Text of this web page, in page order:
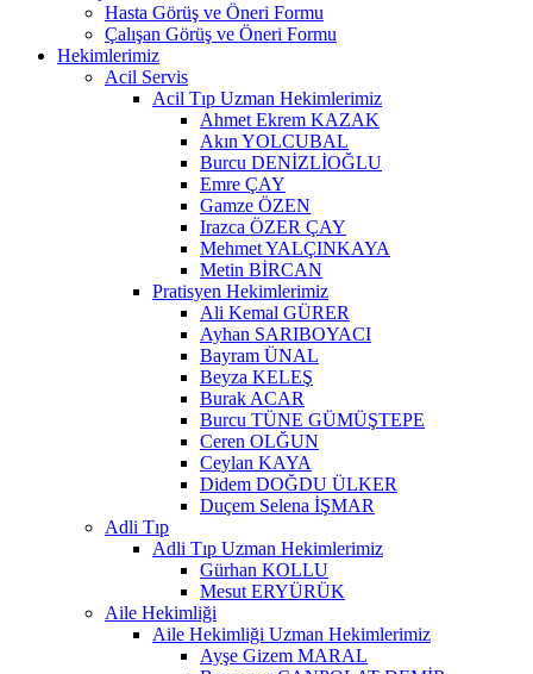
Hasta Görüş ve Öneri Formu
Çalışan Görüş ve Öneri Formu
Hekimlerimiz
Acil Servis
Acil Tıp Uzman Hekimlerimiz
Ahmet Ekrem KAZAK
Akın YOLCUBAL
Burcu DENİZLİOĞLU
Emre ÇAY
Gamze ÖZEN
Irazca ÖZER ÇAY
Mehmet YALÇINKAYA
Metin BİRCAN
Pratisyen Hekimlerimiz
Ali Kemal GÜRER
Ayhan SARIBOYACI
Bayram ÜNAL
Beyza KELEŞ
Burak ACAR
Burcu TÜNE GÜMÜŞTEPE
Ceren OLĞUN
Ceylan KAYA
Didem DOĞDU ÜLKER
Duçem Selena İŞMAR
Adli Tıp
Adli Tıp Uzman Hekimlerimiz
Gürhan KOLLU
Mesut ERYÜRÜK
Aile Hekimliği
Aile Hekimliği Uzman Hekimlerimiz
Ayşe Gizem MARAL